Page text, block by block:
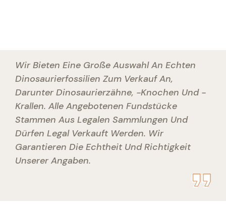
Wir Bieten Eine Große Auswahl An Echten
Dinosaurierfossilien Zum Verkauf An,
Darunter Dinosaurierzähne, -knochen Und -
Krallen. Alle Angebotenen Fundstücke
Stammen Aus Legalen Sammlungen Und
Dürfen Legal Verkauft Werden. Wir
Garantieren Die Echtheit Und Richtigkeit
Unserer Angaben.